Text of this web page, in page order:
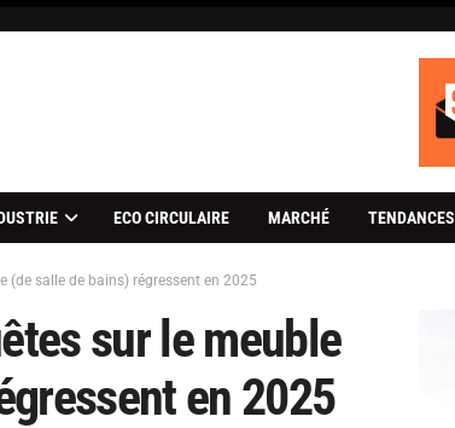
ECO CIRCULAIRE MARCHÉ TENDANCES
(de salle de bains) régressent en 2025
sur le meuble
en 2025